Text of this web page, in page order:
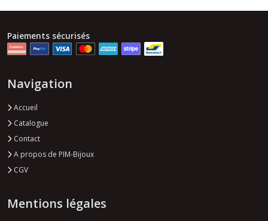
Paiements sécurisés
Navigation
Accueil
Catalogue
Contact
A propos de PIM-Bijoux
CGV
Mentions légales